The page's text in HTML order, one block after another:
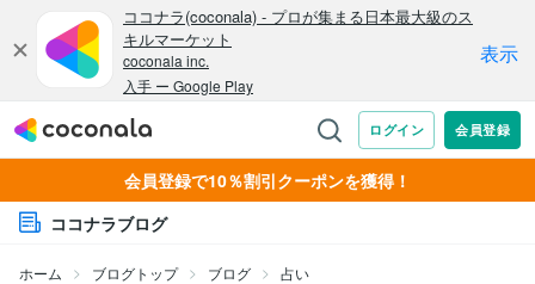
会員登録で10％割引クーポンを獲得！
ココナラブログ
ホーム ブログトップ ブログ 占い